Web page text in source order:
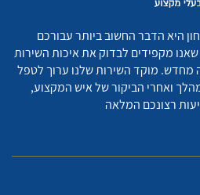
היא הדבר החשוב ביותר עבורכם
מקפידים לבדוק את איכות השירות
מחדש. מוקד השירות שלנו ערוך לטפל
ואחרי הביקור של איש המקצוע,
רצונכם המלאה